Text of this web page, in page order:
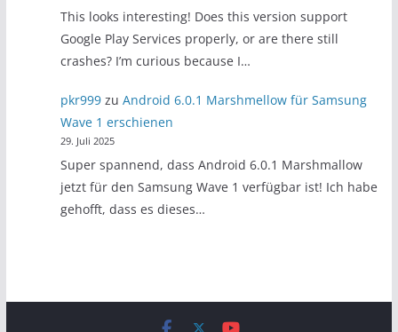
This looks interesting! Does this version support
Google Play Services properly, or are there still
crashes? I’m curious because I…
pkr999 zuAndroid 6.0.1 Marshmellow für Samsung
Wave 1 erschienen
29. Juli 2025
Super spannend, dass Android 6.0.1 Marshmallow
jetzt für den Samsung Wave 1 verfügbar ist! Ich habe
gehofft, dass es dieses…